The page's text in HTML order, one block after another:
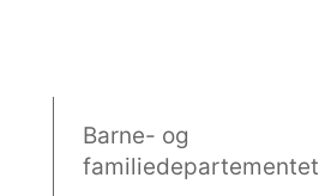
Barne- og
familiedepartementet